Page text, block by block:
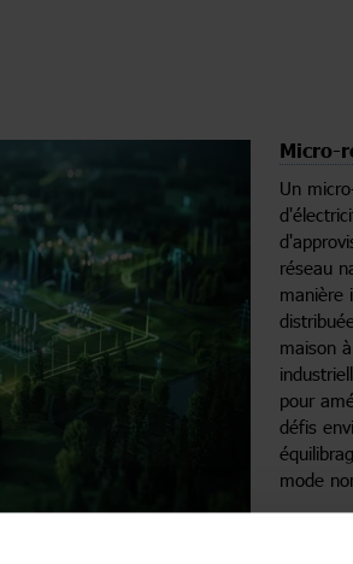
Micro-
Un
réseau
manière
maison
pour
défis
mode